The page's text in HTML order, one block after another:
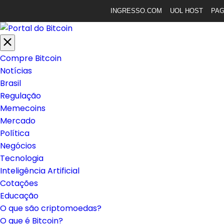
INGRESSO.COM UOL HOST
Compre Bitcoin
Notícias
Brasil
Regulação
Memecoins
Mercado
Política
Negócios
Tecnologia
Inteligência Artificial
Cotações
Educação
O que são criptomoedas?
O que é Bitcoin?